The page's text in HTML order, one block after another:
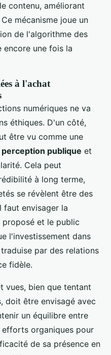
contenu, améliorant
mécanisme joue un
de l'algorithme des
encore une fois la
à l'achat
numériques ne va
éthiques. D'un côté,
être vu comme une
publique et
Cela peut
à long terme,
se révèlent être des
faut envisager la
et le public
l'investissement dans
par des relations
fidèle.
vues, bien que tentant
doit être envisagé avec
un équilibre entre
organiques pour
de sa présence en